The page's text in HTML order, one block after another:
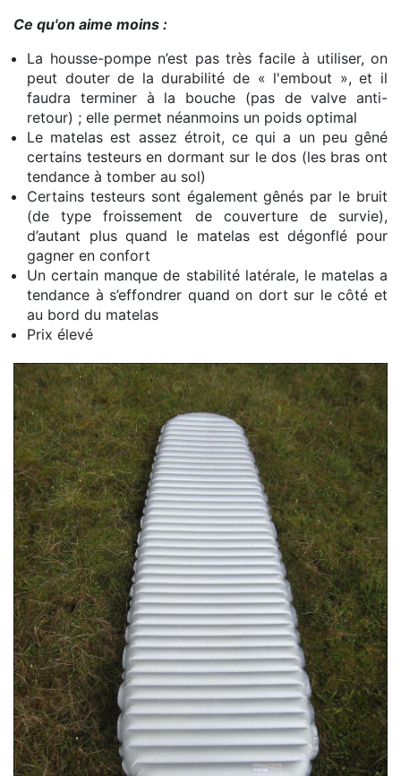
Ce qu'on aime moins :
La housse-pompe n’est pas très facile à utiliser, on
peut douter de la durabilité de « l'embout », et il
faudra terminer à la bouche (pas de valve anti-
retour) ; elle permet néanmoins un poids optimal
Le matelas est assez étroit, ce qui a un peu gêné
certains testeurs en dormant sur le dos (les bras ont
tendance à tomber au sol)
Certains testeurs sont également gênés par le bruit
(de type froissement de couverture de survie),
d’autant plus quand le matelas est dégonflé pour
gagner en confort
Un certain manque de stabilité latérale, le matelas a
tendance à s’effondrer quand on dort sur le côté et
au bord du matelas
Prix élevé